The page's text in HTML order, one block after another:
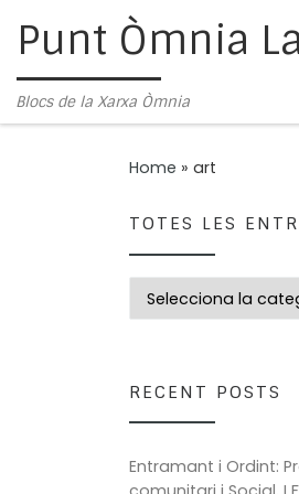
Skip to content
Punt Òmnia
Blocs de la Xarxa Òmnia
Home » art
TOTES LES
RECENT POSTS
Entramant i Ordint: